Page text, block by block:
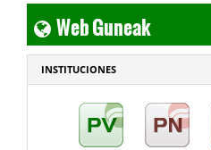
Web Guneak
INSTITUCIONES